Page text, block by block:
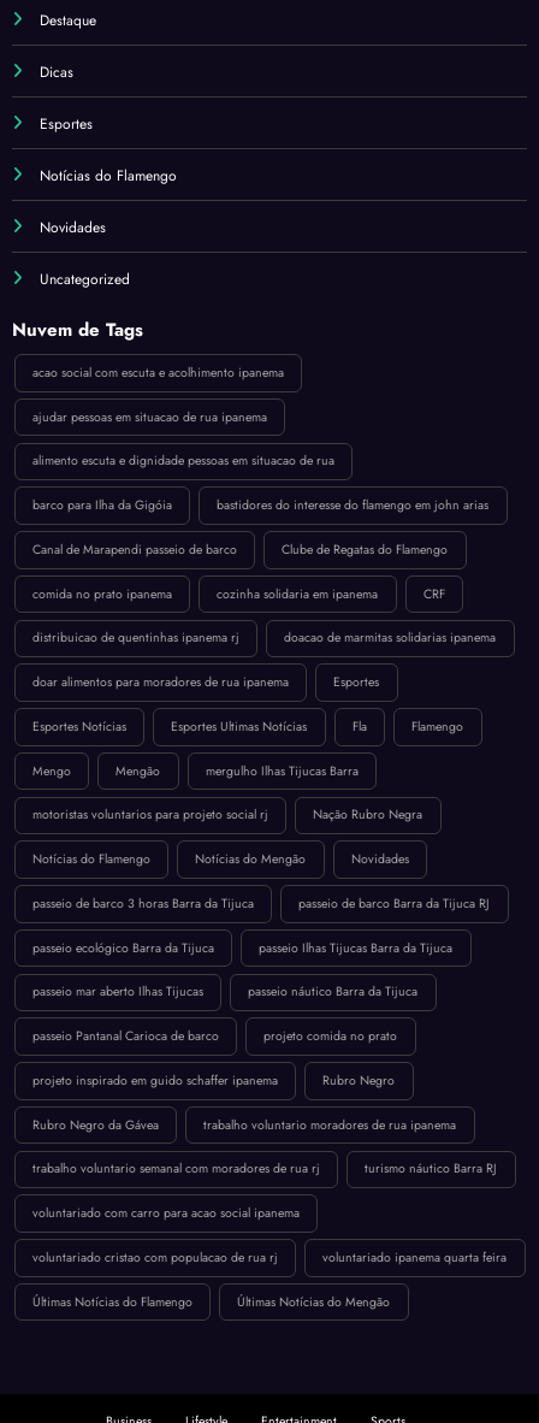
Destaque
Dicas
Esportes
Notícias do Flamengo
Novidades
Uncategorized
Nuvem de Tags
acao social com escuta e acolhimento ipanema
ajudar pessoas em situacao de rua ipanema
alimento escuta e dignidade pessoas em situacao de rua
barco para Ilha da Gigóia bastidores do interesse do flamengo em john arias
Canal de Marapendi passeio de barco Clube de Regatas do Flamengo
comida no prato ipanema cozinha solidaria em ipanema CRF
distribuicao de quentinhas ipanema rj doacao de marmitas solidarias ipanema
doar alimentos para moradores de rua ipanema Esportes
Esportes Notícias Esportes Ultimas Notícias Fla Flamengo
Mengo Mengão mergulho Ilhas Tijucas Barra
motoristas voluntarios para projeto social rj Nação Rubro Negra
Notícias do Flamengo Notícias do Mengão Novidades
passeio de barco 3 horas Barra da Tijuca passeio de barco Barra da Tijuca RJ
passeio ecológico Barra da Tijuca passeio Ilhas Tijucas Barra da Tijuca
passeio mar aberto Ilhas Tijucas passeio náutico Barra da Tijuca
passeio Pantanal Carioca de barco projeto comida no prato
projeto inspirado em guido schaffer ipanema Rubro Negro
Rubro Negro da Gávea trabalho voluntario moradores de rua ipanema
trabalho voluntario semanal com moradores de rua rj turismo náutico Barra RJ
voluntariado com carro para acao social ipanema
voluntariado cristao com populacao de rua rj voluntariado ipanema quarta feira
Últimas Notícias do Flamengo Últimas Notícias do Mengão